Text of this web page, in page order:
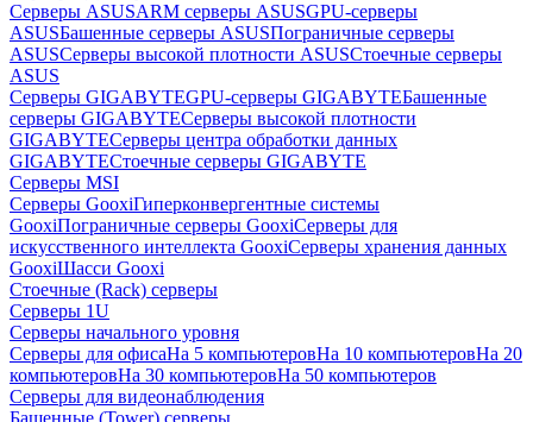
Серверы ASUSARM серверы ASUSGPU-серверы
ASUSБашенные серверы ASUSПограничные серверы
ASUSСерверы высокой плотности ASUSСтоечные серверы
ASUS
Серверы GIGABYTEGPU-серверы GIGABYTEБашенные
серверы GIGABYTEСерверы высокой плотности
GIGABYTEСерверы центра обработки данных
GIGABYTEСтоечные серверы GIGABYTE
Серверы MSI
Серверы GooxiГиперконвергентные системы
GooxiПограничные серверы GooxiСерверы для
искусственного интеллекта GooxiСерверы хранения данных
GooxiШасси Gooxi
Стоечные (Rack) серверы
Серверы 1U
Серверы начального уровня
Серверы для офисаНа 5 компьютеровНа 10 компьютеровНа 20
компьютеровНа 30 компьютеровНа 50 компьютеров
Серверы для видеонаблюдения
Башенные (Tower) серверы